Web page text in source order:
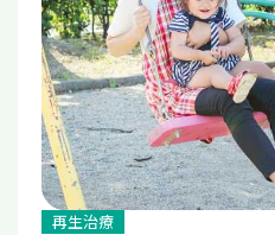
再生治療